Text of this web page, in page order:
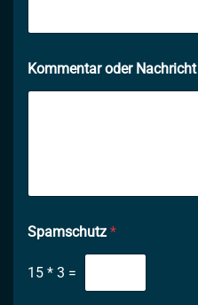
Kommentar oder Nachricht
Spamschutz *
15 * 3 =